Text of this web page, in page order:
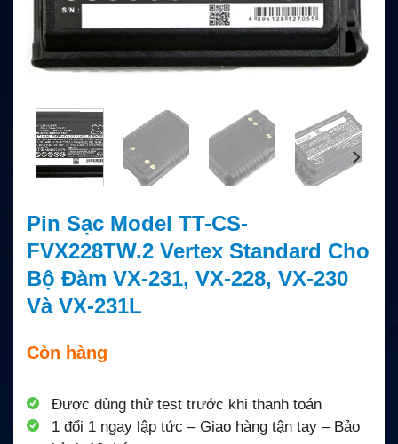
Pin Sạc Model TT-CS-
FVX228TW.2 Vertex Standard Cho
Bộ Đàm VX-231, VX-228, VX-230
Và VX-231L
Còn hàng
Được dùng thử test trước khi thanh toán
1 đổi 1 ngay lập tức – Giao hàng tận tay – Bảo